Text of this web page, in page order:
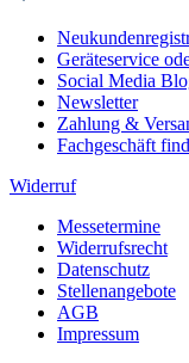
Geräteservice
Social Media
Newsletter
Zahlung &
Fachgeschäft
Widerruf
Messetermine
Widerrufsrecht
Datenschutz
Stellenangebote
AGB
Impressum